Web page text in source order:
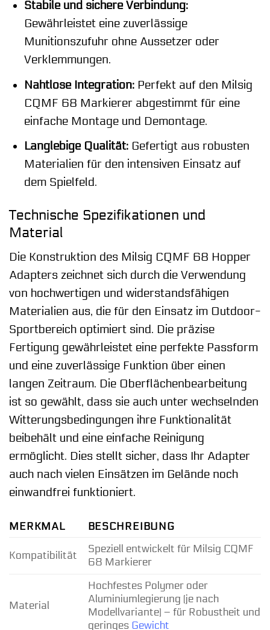
Stabile und sichere Verbindung:
Gewährleistet eine zuverlässige
Munitionszufuhr ohne Aussetzer oder
Verklemmungen.
Nahtlose Integration:Perfekt auf den Milsig
CQMF 68 Markierer abgestimmt für eine
einfache Montage und Demontage.
Langlebige Qualität:Gefertigt aus robusten
Materialien für den intensiven Einsatz auf
dem Spielfeld.
Technische Spezifikationen und
Material
Die Konstruktion des Milsig CQMF 68 Hopper
Adapters zeichnet sich durch die Verwendung
von hochwertigen und widerstandsfähigen
Materialien aus, die für den Einsatz im Outdoor-
Sportbereich optimiert sind. Die präzise
Fertigung gewährleistet eine perfekte Passform
und eine zuverlässige Funktion über einen
langen Zeitraum. Die Oberflächenbearbeitung
ist so gewählt, dass sie auch unter wechselnden
Witterungsbedingungen ihre Funktionalität
beibehält und eine einfache Reinigung
ermöglicht. Dies stellt sicher, dass Ihr Adapter
auch nach vielen Einsätzen im Gelände noch
einwandfrei funktioniert.
MERKMAL BESCHREIBUNG
Kompatibilität
Speziell entwickelt für Milsig CQMF
68 Markierer
Material
Hochfestes Polymer oder
Aluminiumlegierung (je nach
Modellvariante) – für Robustheit und
geringes Gewicht